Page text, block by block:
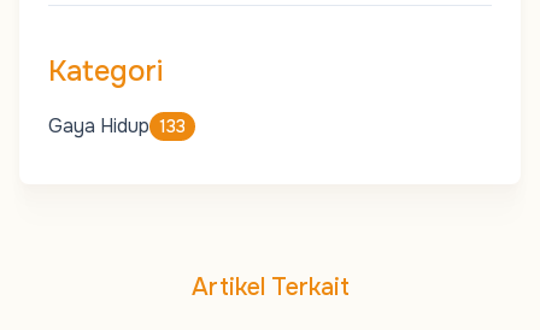
Kategori
Gaya Hidup 133
Artikel Terkait